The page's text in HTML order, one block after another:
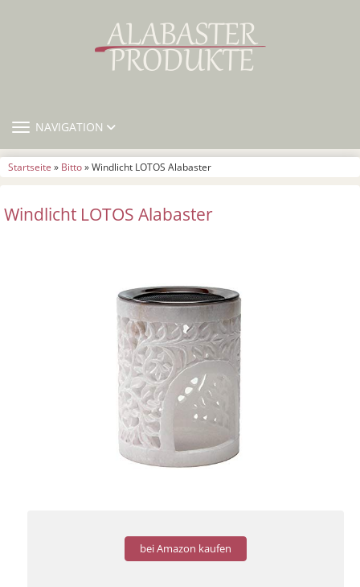
TOGGLE NAVIGATION
NAVIGATION
Startseite » Bitto» Windlicht LOTOS Alabaster
Windlicht LOTOS Alabaster
bei Amazon kaufen